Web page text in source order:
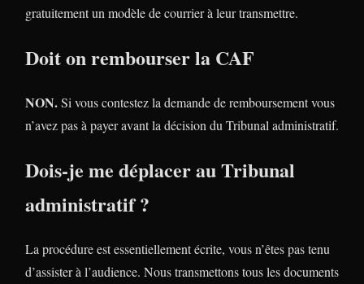
gratuitement un modèle de courrier à leur transmettre.
Doit on rembourser la CAF
NON.Si vous contestez la demande de remboursement vous
n’avez pas à payer avant la décision du Tribunal administratif.
Dois-je me déplacer au Tribunal
administratif ?
La procédure est essentiellement écrite, vous n’êtes pas tenu
d’assister à l’audience. Nous transmettons tous les documents